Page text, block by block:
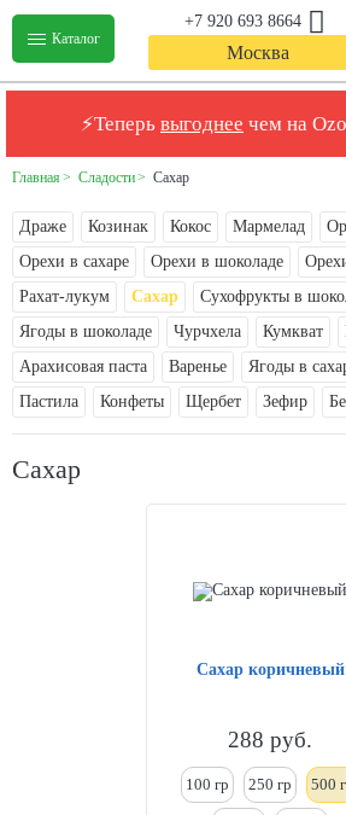
Каталог
Москва
+7 920 693 8664
⚡Теперь выгоднее чем на
Главная Сладости Сахар
Драже Козинак Кокос Мармелад
Орехи в сахаре
Орехи в шоколаде
Рахат-лукум
Сахар Сухофрукты в
Ягоды в шоколаде
Чурчхела Кумкват
Арахисовая паста
Варенье Ягоды в
Пастила
Конфеты Щербет Зефир
Сахар
Сахар коричневый
288 руб.
100 гр 250 гр 500